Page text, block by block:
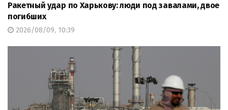
Ракетный удар по Харькову: люди под завалами, двое
погибших
2026/08/09, 10:39